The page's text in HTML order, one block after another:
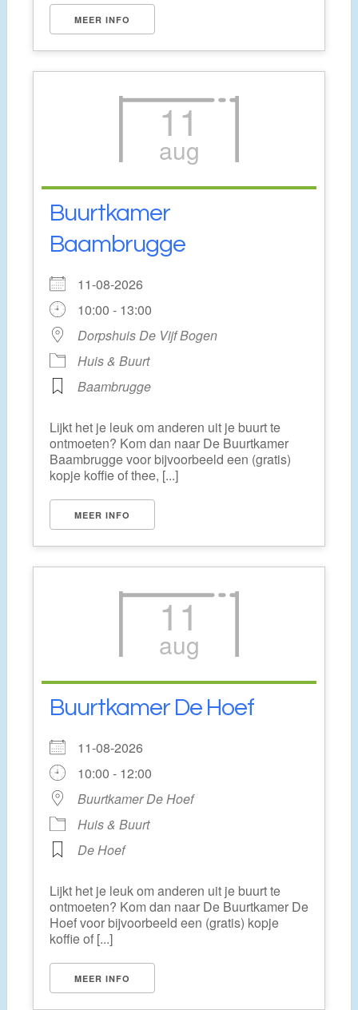
MEER INFO
11
aug
Buurtkamer
Baambrugge
11-08-2026
10:00 - 13:00
Dorpshuis De Vijf Bogen
Huis & Buurt
Baambrugge
Lijkt het je leuk om anderen uit je buurt te
ontmoeten? Kom dan naar De Buurtkamer
Baambrugge voor bijvoorbeeld een (gratis)
kopje koffie of thee, [...]
MEER INFO
11
aug
Buurtkamer De Hoef
11-08-2026
10:00 - 12:00
Buurtkamer De Hoef
Huis & Buurt
De Hoef
Lijkt het je leuk om anderen uit je buurt te
ontmoeten? Kom dan naar De Buurtkamer De
Hoef voor bijvoorbeeld een (gratis) kopje
koffie of [...]
MEER INFO